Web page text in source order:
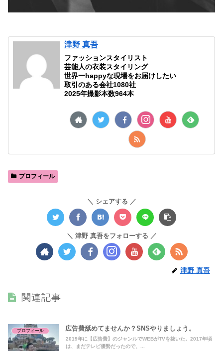
津野 真吾
ファッションスタイリスト
芸能人の衣装スタイリング
世界一happyな現場をお届けしたい
取引のある会社1080社
2025年撮影本数964本
プロフィール
シェアする
津野 真吾をフォローする
津野 真吾
関連記事
プロフィール 広告費舐めてませんか？SNSやりましょう。
2019年に【広告費】のジャンルでWEBがTVを抜いた。2017年頃
は、まだテレビ優勢だったので、...